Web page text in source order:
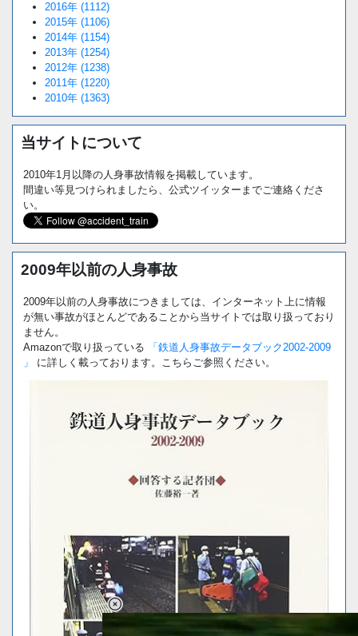
2016年 (1112)
2015年 (1106)
2014年 (1154)
2013年 (1254)
2012年 (1238)
2011年 (1220)
2010年 (1363)
当サイトについて
2010年1月以降の人身事故情報を掲載しています。
間違い等見つけられましたら、公式ツイッターまでご連絡くださ
い。
2009年以前の人身事故
2009年以前の人身事故につきましては、インターネット上に情報
が無い事故がほとんどであることから当サイトでは取り扱っており
ません。
Amazonで取り扱っている
「鉄道人身事故データブック2002-2009
」
に詳しく載っております。こちらご参照ください。